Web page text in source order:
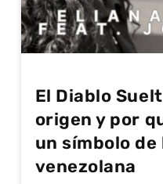
El Diablo
origen y por
un símbolo de
venezolana